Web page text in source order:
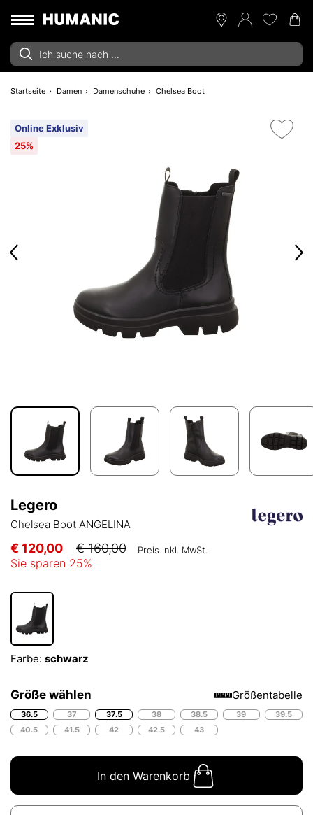
Startseite Damen Damenschuhe Chelsea Boot
Online Exklusiv
25%
Legero
Chelsea Boot ANGELINA
€ 120,00 € 160,00 Preis inkl. MwSt.
Sie sparen 25%
Farbe: schwarz
Größe wählen Größentabelle
36.5 37 37.5 38 38.5 39
39.5
40.5
41.5 42 42.5 43
In den Warenkorb